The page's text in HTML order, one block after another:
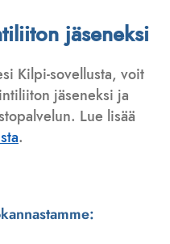
jäseneksi
Kilpi-sovellusta, voit
jäseneksi ja
Lue lisää
.